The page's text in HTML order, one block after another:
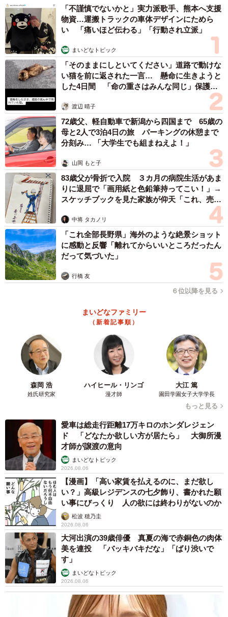
「不謹慎でないかと」実力派歌手、熊本へ支援
物資…運搬トラックの車体デザインにためら
い 「痛いほど伝わる」「行動され立派」
まいどなトピック
「そのままにしといてください」道路で動けな
い猫を前に返された一言… 懸命に生きようと
した4日間 「命の重さはみんな同じ」保護団
渡辺 晴子
72歳父、軽自動車で新潟から四国まで 65歳の
母と2人で3泊4日の旅 パーキングの休憩まで
分刻み… 「大学生でも組まねえよ！」
山岡 もと子
83歳父が骨折で入院 ３カ月の病院生活があま
りに退屈で「画用紙と色鉛筆持ってこい！」→
スケッチブックを見た家族が仰天「これ、売れ
中将 タカノリ
「これ全部長野県」海外のような絶景ショット
に感動と反響「離れてからいいところだったん
だって気づいた」
行橋 友
６位以降を見る
まいどなファミリー
（新着記事順）
森岡 浩
姓氏研究家
ハイヒール・リンゴ
漫才師
大江 篤
園田学園女子大学学長
もっと見る
愛車は総走行距離17万キロのホンダレジェン
ド 「どなたか欲しい方が居たら」 大御所漫
才師が譲渡の意向
まいどなトピック
2026.08.06
【漫画】「高い家賃を払えるのに、まだ欲し
い？」高級レジデンスの七夕飾り、書かれた願
い事にびっくり 人の欲には終わりがないのか
松波 穂乃圭
2026.08.06
大河出演の39歳俳優 真夏の海で赤銅色の肉体
美を連投 「バッキバキだな」「ばり渋いで
す」
まいどなトピック
2026.08.06